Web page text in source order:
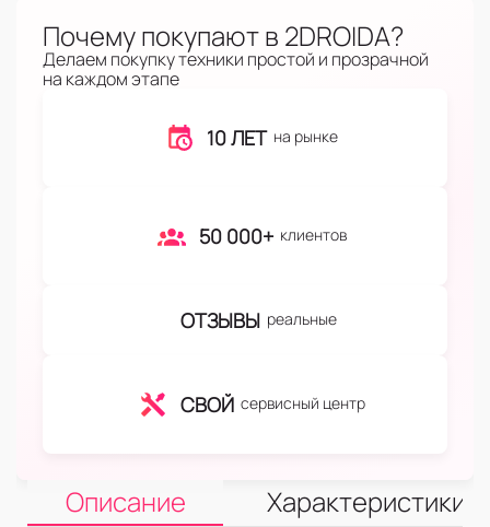
Почему покупают в 2DROIDA?
Делаем покупку техники простой и прозрачной
на каждом этапе
10 ЛЕТ на рынке
50 000+ клиентов
ОТЗЫВЫ реальные
СВОЙ сервисный центр
Описание Характеристики